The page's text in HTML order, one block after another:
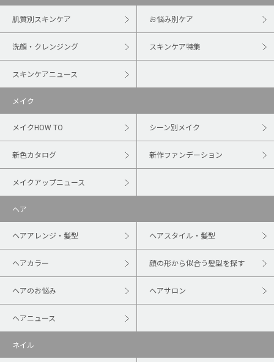
肌質別スキンケア お悩み別ケア
洗顔・クレンジング スキンケア特集
スキンケアニュース
メイク
メイクHOW TO シーン別メイク
新色カタログ 新作ファンデーション
メイクアップニュース
ヘア
ヘアアレンジ・髪型 ヘアスタイル・髪型
ヘアカラー 顔の形から似合う髪型を探す
ヘアのお悩み ヘアサロン
ヘアニュース
ネイル